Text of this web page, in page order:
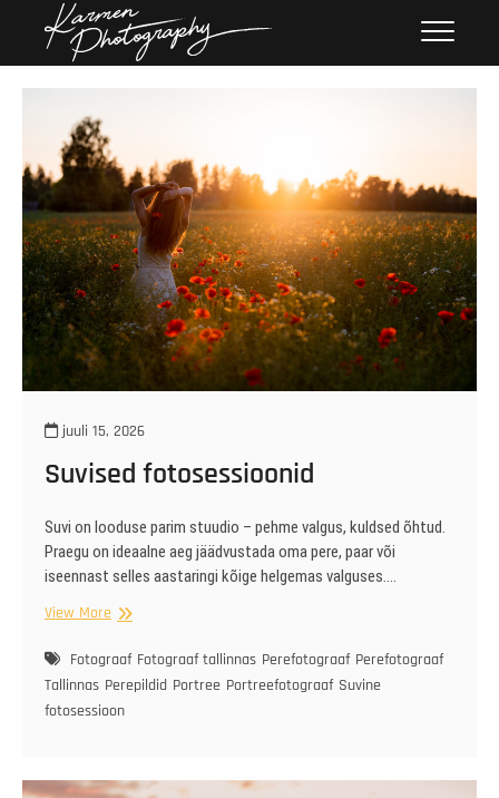
Karmen
Photography
juuli 15, 2026
Suvised fotosessioonid
Suvi on looduse parim stuudio – pehme valgus, kuldsed õhtud.
Praegu on ideaalne aeg jäädvustada oma pere, paar või
iseennast selles aastaringi kõige helgemas valguses.…
View More Suvised
Fotograaf Fotograaf tallinnas Perefotograaf Perefotograaf
Tallinnas Perepildid Portree Portreefotograaf Suvine
fotosessioon